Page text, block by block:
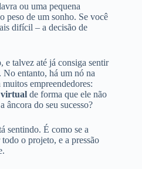
ou uma pequena
peso de um sonho. Se você
difícil – a decisão de
e talvez até já consiga sentir
No entanto, há um nó na
empreendedores:
virtual de forma que ele não
âncora do seu sucesso?
sentindo. É como se a
o projeto, e a pressão